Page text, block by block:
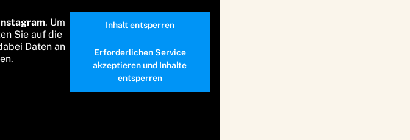
. Um
Sie auf die
Daten an
Inhalt entsperren
Erforderlichen Service
akzeptieren und Inhalte
entsperren